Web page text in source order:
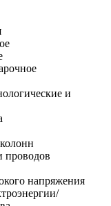
и
проводов
напряжения